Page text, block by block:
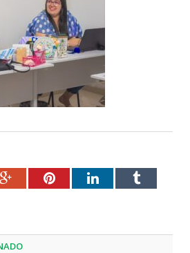
Google+PinterestLinkedInTumblr